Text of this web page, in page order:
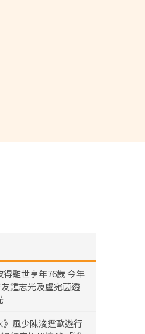
離世享年76歲 今年
鍾志光及盧宛茵透
》風少陳浚霆歐遊行